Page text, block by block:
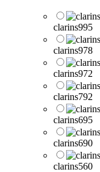
clarins995
clarins978
clarins972
clarins792
clarins695
clarins690
clarins560